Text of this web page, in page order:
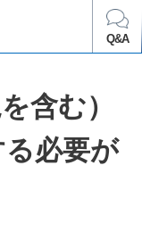
Q&A
含む）
必要が